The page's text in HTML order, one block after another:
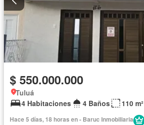
$ 550.000.000
Tuluá
4 Habitaciones
4 Baños 110 m²
Hace 5 días, 18 horas en - Baruc Inmobiliaria